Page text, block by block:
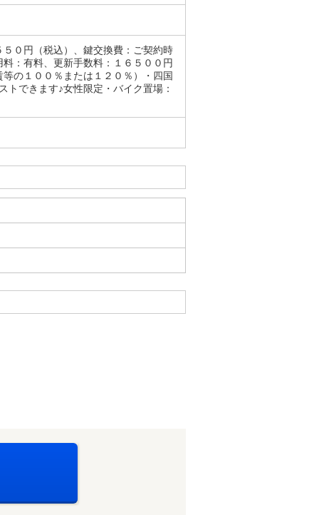
０円（税込）、鍵交換費：ご契約時
：有料、更新手数料：１６５００円
の１００％または１２０％）・四国
できます♪女性限定・バイク置場：